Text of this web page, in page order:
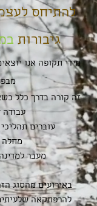
להתיחס
גיבורות
מידי תקופה אנו
זה קורה בדרך כלל
עוברים
מעבר
באירועים מהסוג
להרפתקאה